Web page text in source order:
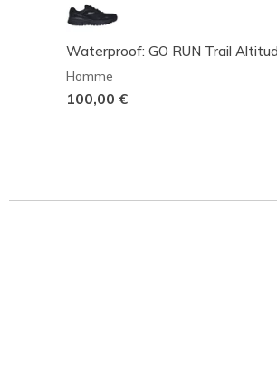
Waterproof: GO RUN Trail
Homme
100,00 €